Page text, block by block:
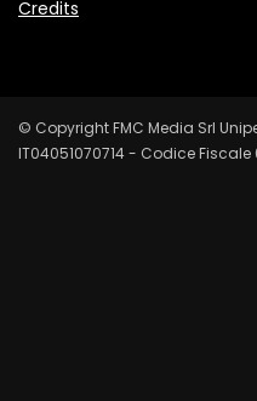
Credits
© Copyright FMC Media Srl
IT04051070714 - Codice Fiscale